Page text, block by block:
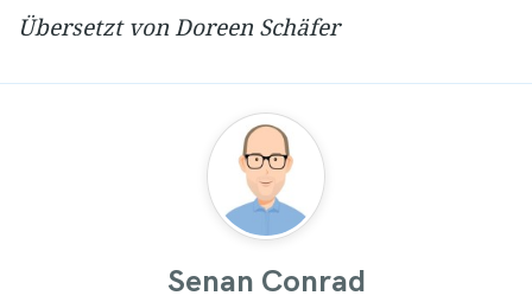
Übersetzt von Doreen Schäfer
Senan Conrad